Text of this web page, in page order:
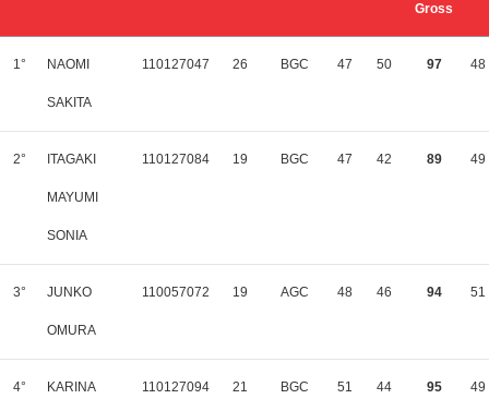
Gross
1° NAOMI
SAKITA
110127047 26 BGC 47 50 97 48
2° ITAGAKI
MAYUMI
SONIA
110127084 19 BGC 47 42 89 49
3° JUNKO
OMURA
110057072 19 AGC 48 46 94 51
4° KARINA 110127094 21 BGC 51 44 95 49